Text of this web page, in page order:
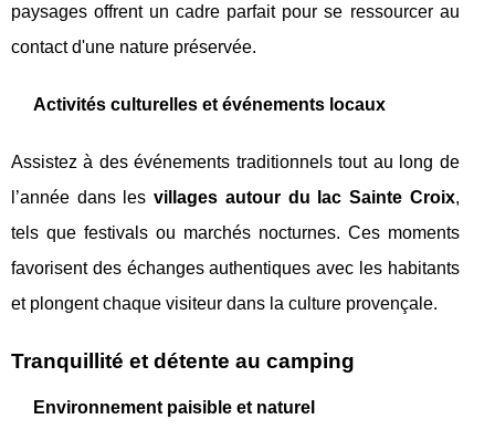
paysages offrent un cadre parfait pour se ressourcer au
contact d'une nature préservée.
Activités culturelles et événements locaux
Assistez à des événements traditionnels tout au long de
l’année dans lesvillages autour du lac Sainte Croix,
tels que festivals ou marchés nocturnes. Ces moments
favorisent des échanges authentiques avec les habitants
et plongent chaque visiteur dans la culture provençale.
Tranquillité et détente au camping
Environnement paisible et naturel